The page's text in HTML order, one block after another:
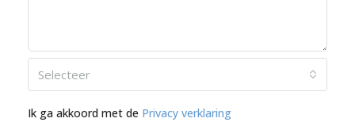
Selecteer
Ik ga akkoord met de Privacy verklaring